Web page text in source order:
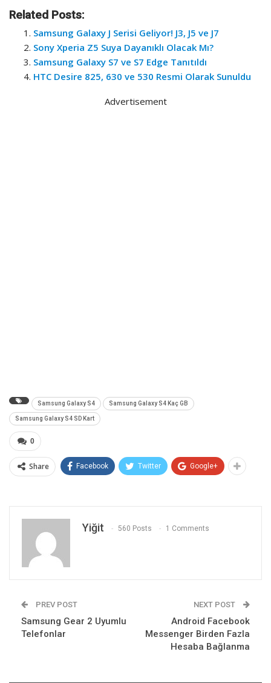
Related Posts:
Samsung Galaxy J Serisi Geliyor! J3, J5 ve J7
Sony Xperia Z5 Suya Dayanıklı Olacak Mı?
Samsung Galaxy S7 ve S7 Edge Tanıtıldı
HTC Desire 825, 630 ve 530 Resmi Olarak Sunuldu
Advertisement
Samsung Galaxy S4 Samsung Galaxy S4 Kaç GB
Samsung Galaxy S4 SD Kart
0
Share Facebook Twitter Google+
Yiğit 560 Posts 1 Comments
PREV POST
Samsung Gear 2 Uyumlu
Telefonlar
NEXT POST
Android Facebook
Messenger Birden Fazla
Hesaba Bağlanma